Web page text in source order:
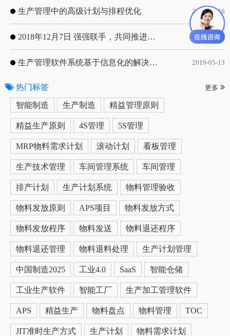
生产管理中的高级计划与排程优化 2019-05-16
2018年12月7日 强强联手，共同推进电子器件领域APS应用典范 风华高科生产自动化工业互联网应用项目-APS项目启动会 2018-12-07
生产管理软件系统基于信息化的解决方案 2019-05-13
热门标签 更多
智能制造 生产制造 精益管理原则
精益生产原则 4S管理 5S管理
MRP物料需求计划 滚动计划 看板管理
生产技术管理 车间管理系统 车间管理
排产计划 生产计划系统 物料管理验收
物料发放原则 APS项目 物料发放方式
物料发放程序 物料发送 物料退还程序
物料退还管理 物料退料处理 生产计划管理
中国制造2025 工业4.0 SaaS 智能仓储
工业生产软件 智能工厂 生产加工管理软件
APS 精益生产 物料盘点 物料管理 TOC
JIT准时生产方式 生产计划 物料需求计划